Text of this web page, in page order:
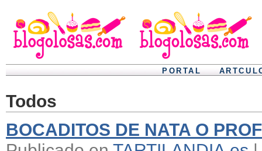
PORTAL
Todos
BOCADITOS DE NATA O